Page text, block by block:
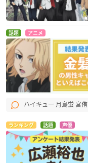
話題 アニメ
ハイキュー 月島蛍 宮侑
ランキング 話題 声優